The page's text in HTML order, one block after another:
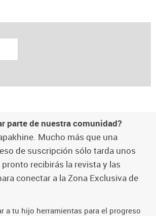
parte de nuestra comunidad?
Mucho más que una
de suscripción sólo tarda unos
recibirás la revista y las
conectar a la Zona Exclusiva de
a tu hijo herramientas para el progreso